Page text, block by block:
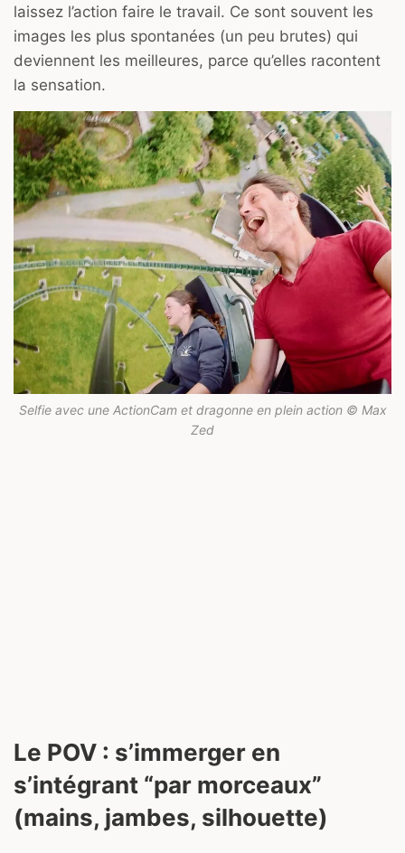
laissez l’action faire le travail. Ce sont souvent les
images les plus spontanées (un peu brutes) qui
deviennent les meilleures, parce qu’elles racontent
la sensation.
Selfie avec une ActionCam et dragonne en plein action © Max
Zed
Le POV : s’immerger en
s’intégrant “par morceaux”
(mains, jambes, silhouette)